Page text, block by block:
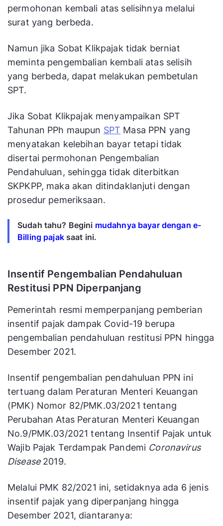
permohonan kembali atas selisihnya melalui
surat yang berbeda.
Namun jika Sobat Klikpajak tidak berniat
meminta pengembalian kembali atas selisih
yang berbeda, dapat melakukan pembetulan
SPT.
Jika Sobat Klikpajak menyampaikan SPT
Tahunan PPh maupun SPT Masa PPN yang
menyatakan kelebihan bayar tetapi tidak
disertai permohonan Pengembalian
Pendahuluan, sehingga tidak diterbitkan
SKPKPP, maka akan ditindaklanjuti dengan
prosedur pemeriksaan.
Sudah tahu? Begini mudahnya bayar dengan e-
Billing pajaksaat ini.
Insentif Pengembalian Pendahuluan
Restitusi PPN Diperpanjang
Pemerintah resmi memperpanjang pemberian
insentif pajak dampak Covid-19 berupa
pengembalian pendahuluan restitusi PPN hingga
Desember 2021.
Insentif pengembalian pendahuluan PPN ini
tertuang dalam Peraturan Menteri Keuangan
(PMK) Nomor 82/PMK.03/2021 tentang
Perubahan Atas Peraturan Menteri Keuangan
No.9/PMK.03/2021 tentang Insentif Pajak untuk
Wajib Pajak Terdampak Pandemi Coronavirus
Disease2019.
Melalui PMK 82/2021 ini, setidaknya ada 6 jenis
insentif pajak yang diperpanjang hingga
Desember 2021, diantaranya: